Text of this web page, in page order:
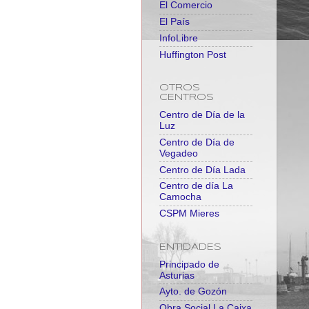
El Comercio
El País
InfoLibre
Huffington Post
OTROS
CENTROS
Centro de Día de la
Luz
Centro de Día de
Vegadeo
Centro de Día Lada
Centro de día La
Camocha
CSPM Mieres
ENTIDADES
Principado de
Asturias
Ayto. de Gozón